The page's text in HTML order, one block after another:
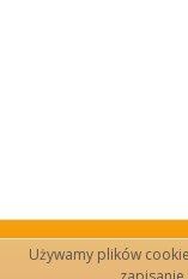
Używamy plików